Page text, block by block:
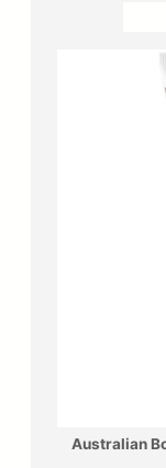
Australian